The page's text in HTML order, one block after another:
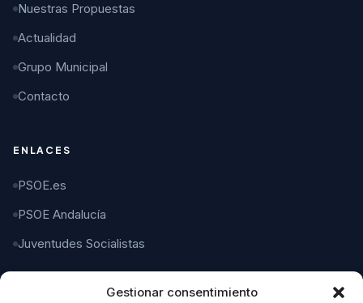
Gestionar consentimiento
Nuestras Propuestas
Actualidad
Grupo Municipal
Contacto
ENLACES
PSOE.es
PSOE Andalucía
Juventudes Socialistas